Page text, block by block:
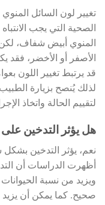
تغيير لون السائل
الصحية التي يجب
المنوي أبيض شفاف،
الأصفر أو الأخضر، فقد
قد يرتبط تغيير اللون
لذلك يُنصح بزيارة
لتقييم الحالة واتخاذ
هل يؤثر التدخين
نعم، يؤثر التدخين
أظهرت الدراسات أن
ويزيد من نسبة
صحيح. كما يمكن أن يزيد